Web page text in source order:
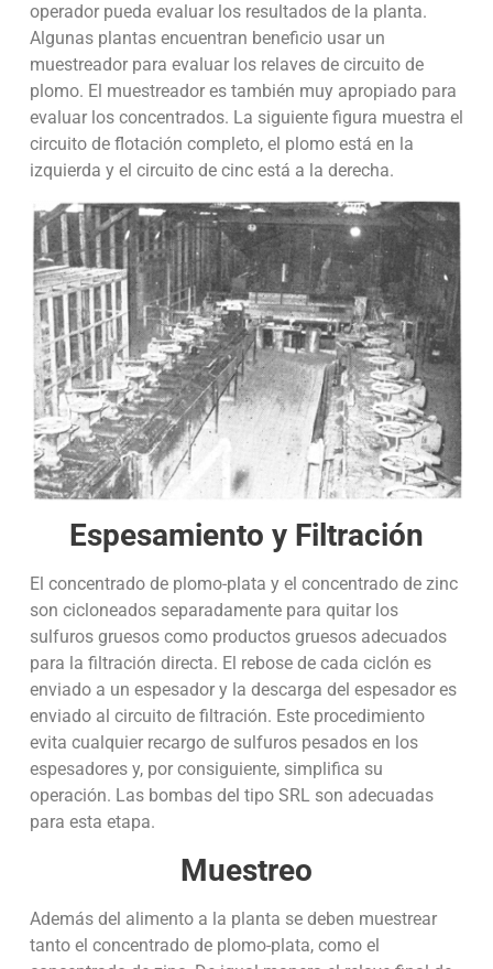
operador pueda evaluar los resultados de la planta.
Algunas plantas encuentran beneficio usar un
muestreador para evaluar los relaves de circuito de
plomo. El muestreador es también muy apropiado para
evaluar los concentrados. La siguiente figura muestra el
circuito de flotación completo, el plomo está en la
izquierda y el circuito de cinc está a la derecha.
Espesamiento y Filtración
El concentrado de plomo-plata y el concentrado de zinc
son cicloneados separadamente para quitar los
sulfuros gruesos como productos gruesos adecuados
para la filtración directa. El rebose de cada ciclón es
enviado a un espesador y la descarga del espesador es
enviado al circuito de filtración. Este procedimiento
evita cualquier recargo de sulfuros pesados en los
espesadores y, por consiguiente, simplifica su
operación. Las bombas del tipo SRL son adecuadas
para esta etapa.
Muestreo
Además del alimento a la planta se deben muestrear
tanto el concentrado de plomo-plata, como el